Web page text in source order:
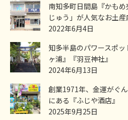
南知多町日間島『かも
じゅう」が人気なお土産
2022年6月4日
知多半島のパワースポ
ヶ浦』『羽豆神社』
2024年6月13日
創業1971年、金運がぐ
にある『ふじや酒店』
2025年9月25日